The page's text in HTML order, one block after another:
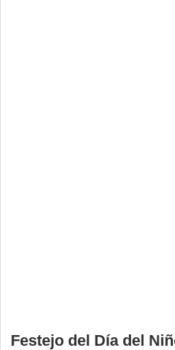
Festejo del Día del